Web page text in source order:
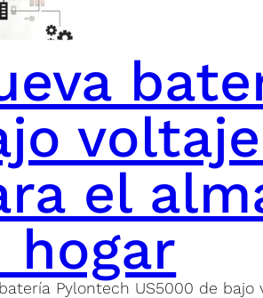
el
hogar
Pylontech US5000 de